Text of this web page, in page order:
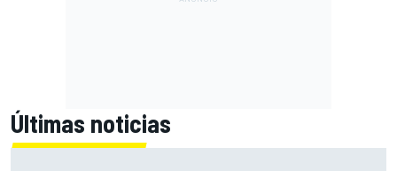
Últimas noticias